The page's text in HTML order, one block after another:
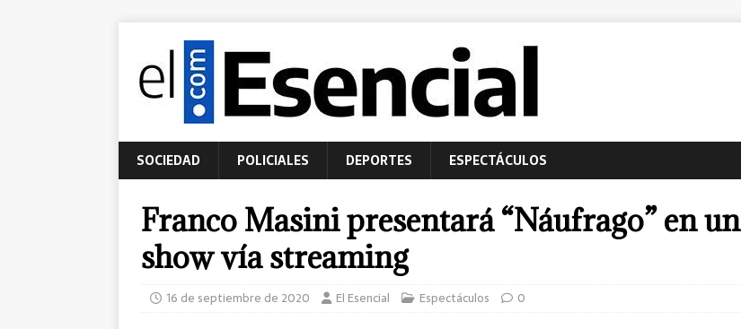
SOCIEDAD POLICIALES DEPORTES ESPECTÁCULOS
Franco Masini presentará “Náufrago” en un
show vía streaming
16 de septiembre de 2020 El Esencial Espectáculos 0